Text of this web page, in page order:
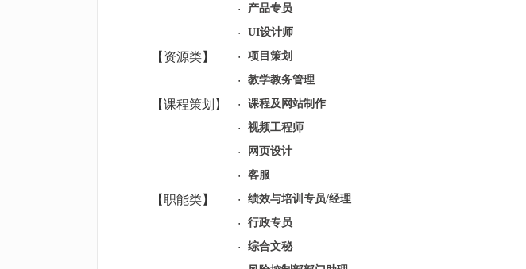
产品专员
UI设计师
【资源类】
项目策划
教学教务管理
【课程策划】
课程及网站制作
视频工程师
网页设计
客服
【职能类】
绩效与培训专员/经理
行政专员
综合文秘